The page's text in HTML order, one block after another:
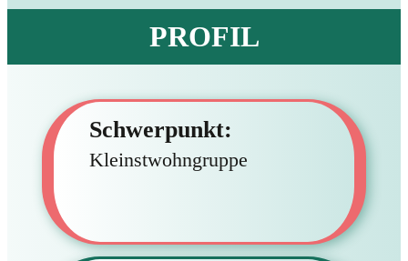
PROFIL
Schwerpunkt:
Kleinstwohngruppe